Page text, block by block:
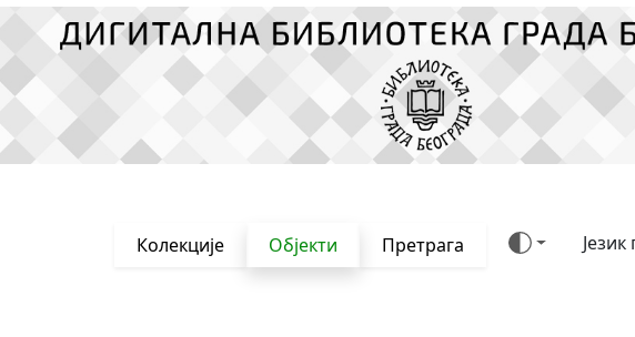
Колекције Објекти Претрага